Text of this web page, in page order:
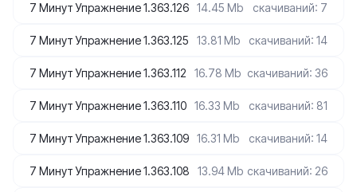
7 Минут Упражнение 1.363.126 14.45 Mb скачиваний: 7
7 Минут Упражнение 1.363.125 13.81 Mb скачиваний: 14
7 Минут Упражнение 1.363.112 16.78 Mb скачиваний: 36
7 Минут Упражнение 1.363.110 16.33 Mb скачиваний: 81
7 Минут Упражнение 1.363.109 16.31 Mb скачиваний: 14
7 Минут Упражнение 1.363.108 13.94 Mb скачиваний: 26